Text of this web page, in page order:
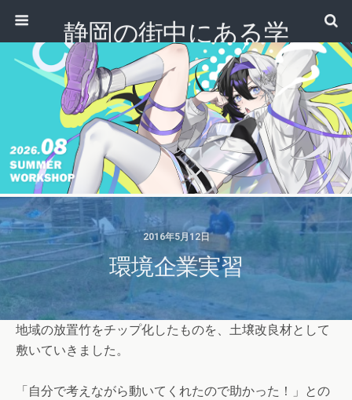
静岡の街中にある学
校｜専門学校 ノアデ
ザインカレッジ
2016年5月12日
環境企業実習
地域の放置竹をチップ化したものを、土壌改良材として
敷いていきました。
「自分で考えながら動いてくれたので助かった！」との